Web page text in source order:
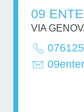
09
VIA